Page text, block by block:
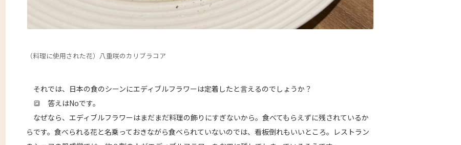
（料理に使用された花）八重咲のカリブラコア
それでは、日本の食のシーンにエディブルフラワーは定着したと言えるのでしょうか？
🔳 答えはNoです。
なぜなら、エディブルフラワーはまだまだ料理の飾りにすぎないから。食べてもらえずに残されているか
らです。食べられる花と名乗っておきながら食べられていないのでは、看板倒れもいいところ。レストラン